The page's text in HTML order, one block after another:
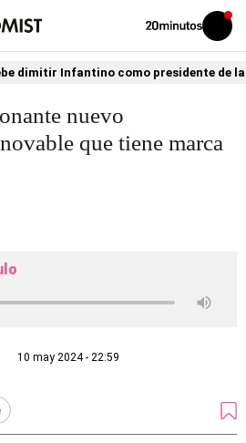
Volver
Iniciar
sesión
dimitir Infantino como presidente de
nuevo
que tiene marca
10 may 2024 - 22:59